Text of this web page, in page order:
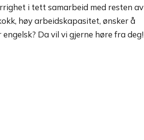
i tett samarbeid med resten av
høy arbeidskapasitet, ønsker å
Da vil vi gjerne høre fra deg!